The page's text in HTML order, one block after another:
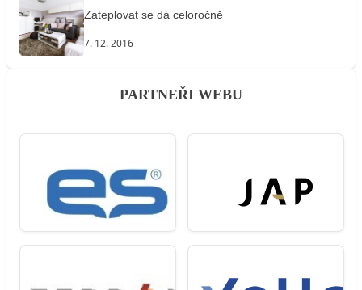
Zateplovat se dá celoročně
7. 12. 2016
PARTNEŘI WEBU